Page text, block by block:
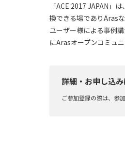
「ACE 2017 JAPAN」
換できる場でありAras
ユーザー様による事例
にArasオープンコミュ
詳細・お申し込
ご参加登録の際は、参